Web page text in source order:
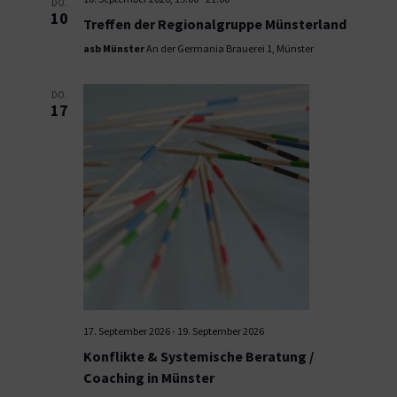
DO.
10 Treffen der Regionalgruppe Münsterland
asb MünsterAn der Germania Brauerei 1, Münster
DO.
17
17. September 2026- 19. September 2026
Konflikte & Systemische Beratung /
Coaching in Münster